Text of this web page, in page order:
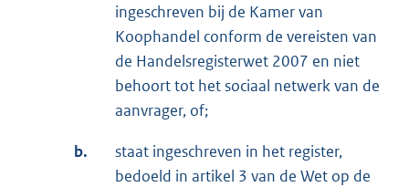
ingeschreven bij de Kamer van
Koophandel conform de vereisten van
de Handelsregisterwet 2007 en niet
behoort tot het sociaal netwerk van de
aanvrager, of;
b.
staat ingeschreven in het register,
bedoeld in artikel 3 van de Wet op de